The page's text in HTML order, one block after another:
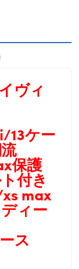
ヴィ
13ケー
保護
付き
max
ィー
ス